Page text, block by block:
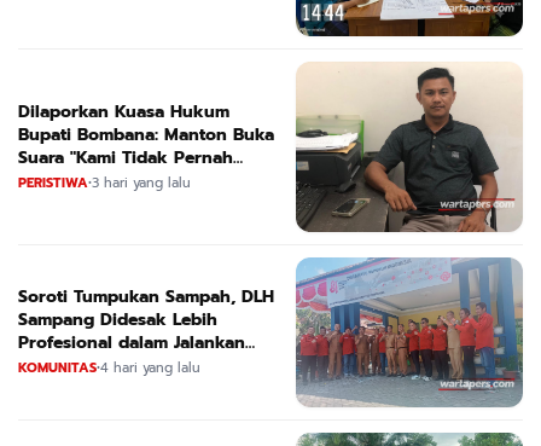
Dilaporkan Kuasa Hukum
Bupati Bombana: Manton Buka
Suara "Kami Tidak Pernah
Menutup Ruang Hak Jawab"
PERISTIWA•3 hari yang lalu
Soroti Tumpukan Sampah, DLH
Sampang Didesak Lebih
Profesional dalam Jalankan
Tugas
KOMUNITAS•4 hari yang lalu